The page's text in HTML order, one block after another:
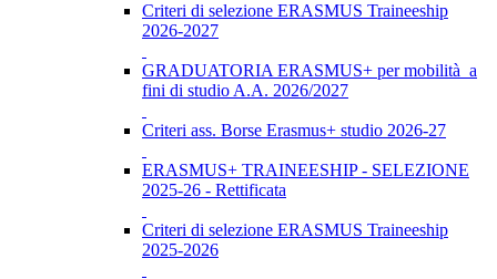
Criteri di selezione ERASMUS Traineeship
2026-2027
GRADUATORIA ERASMUS+ per mobilità a
fini di studio A.A. 2026/2027
Criteri ass. Borse Erasmus+ studio 2026-27
ERASMUS+ TRAINEESHIP - SELEZIONE
2025-26 - Rettificata
Criteri di selezione ERASMUS Traineeship
2025-2026